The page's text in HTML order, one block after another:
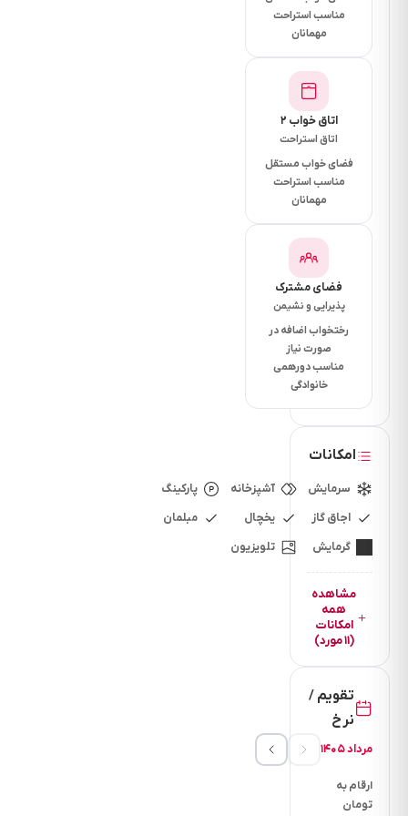
چهارجهته
روتختی و
ملحفه هتلی
،کتری برقی
،یخچال
هتلی،
❇️نگهبان و
سرایداری ۲۴
ساعته
ساعت ورود
مهمان 13
وساعت
خروج 11
میباشد
دسترسی
فاصله تا بازار
چند دقیقه
است؟ 45
دقیقه
سوپرمارکت
چند دقیقه
است؟ 5
دقیقه
فاصله تا
نانوایی چقد
دقیقه است؟
فاصله تا
مناسب استراحت
مهمانان
اتاق خواب ۲
اتاق استراحت
فضای خواب مستقل
مناسب استراحت
مهمانان
فضای مشترک
پذیرایی و نشیمن
رختخواب اضافه در
صورت نیاز
مناسب دورهمی
خانوادگی
امکانات
سرمایش آشپزخانه
پارکینگ
اجاق گاز
یخچال
مبلمان
گرمایش
تلویزیون
مشاهده
همه
امکانات
(۱۱ مورد)
تقویم /
نرخ
مرداد ۱۴۰۵
ارقام به
تومان